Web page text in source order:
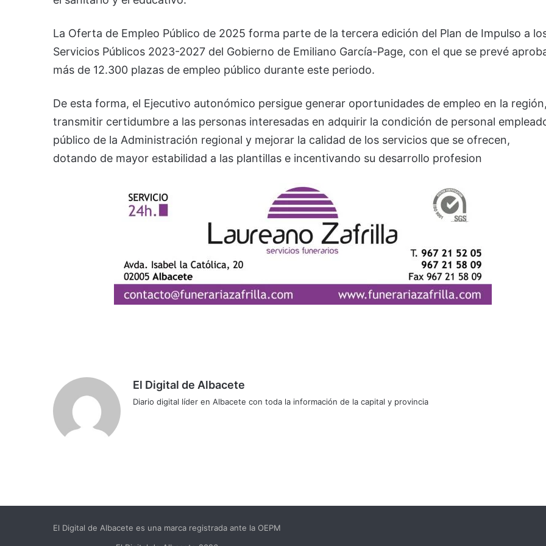
La Oferta de Empleo Público de 2025 forma parte de la tercera edición del Plan de Impulso a
Servicios Públicos 2023-2027 del Gobierno de Emiliano García-Page, con el que se prevé
más de 12.300 plazas de empleo público durante este periodo.
De esta forma, el Ejecutivo autonómico persigue generar oportunidades de empleo en la región,
transmitir certidumbre a las personas interesadas en adquirir la condición de personal
público de la Administración regional y mejorar la calidad de los servicios que se ofrecen,
dotando de mayor estabilidad a las plantillas e incentivando su desarrollo profesion
El Digital de Albacete
Diario digital líder en Albacete con toda la información de la capital y provincia
El Digital de Albacete es una marca registrada ante la OEPM